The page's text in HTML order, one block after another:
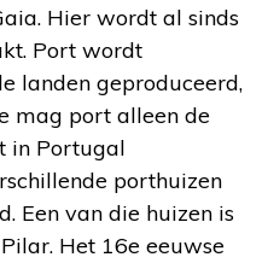
Hier wordt al sinds
Port wordt
landen geproduceerd,
mag port alleen de
in Portugal
porthuizen
Een van die huizen is
Het 16e eeuwse